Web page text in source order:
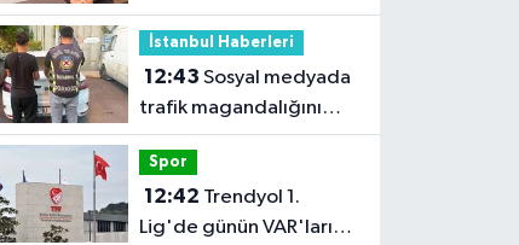
sponsoru
İstanbul Haberleri
12:43
trafik magandalığını
özendirdi, ehliyetinden
oldu: 72 bin lira ceza
Spor
12:42
Lig'de günün VAR'ları